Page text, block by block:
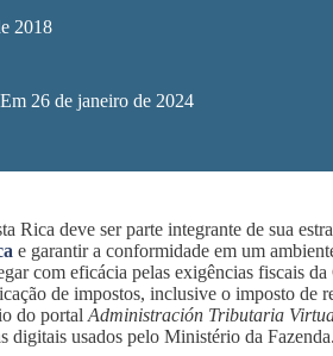
2018
26 de janeiro de 2024
Rica deve ser parte integrante de sua
e garantir a conformidade em um
com eficácia pelas exigências fiscais
de impostos, inclusive o imposto
do portal Administración Tributaria
digitais usados pelo Ministério da Fazenda.